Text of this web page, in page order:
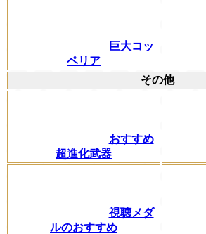
巨大コッ
ペリア
その他
おすすめ
超進化武器
視聴メダ
ルのおすすめ